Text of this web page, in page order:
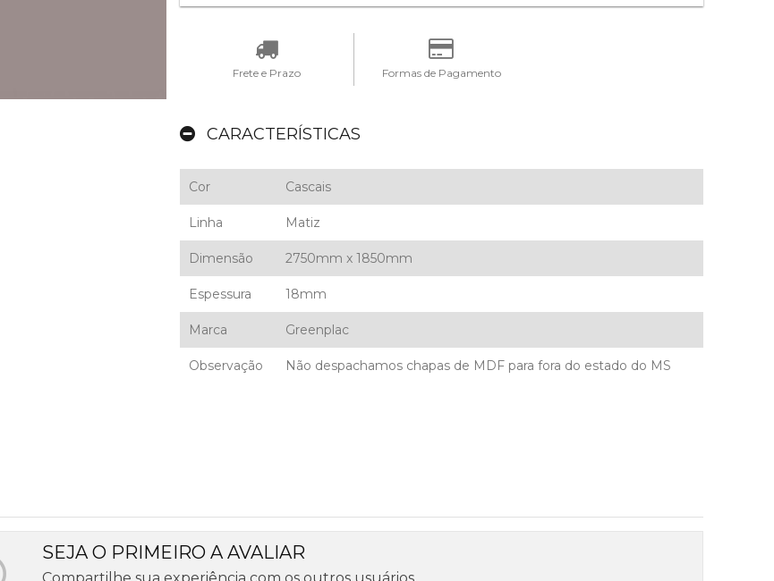
Frete e Prazo Formas de Pagamento
CARACTERÍSTICAS
Cor Cascais
Linha Matiz
Dimensão 2750mm x 1850mm
Espessura 18mm
Marca Greenplac
Observação Não despachamos chapas de MDF para fora do estado do MS
SEJA O PRIMEIRO A AVALIAR
Compartilhe sua experiência com os outros usuários